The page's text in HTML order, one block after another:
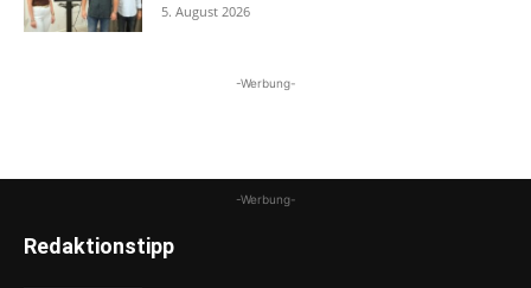
5. August 2026
-Werbung-
-Werbung-
Redaktionstipp